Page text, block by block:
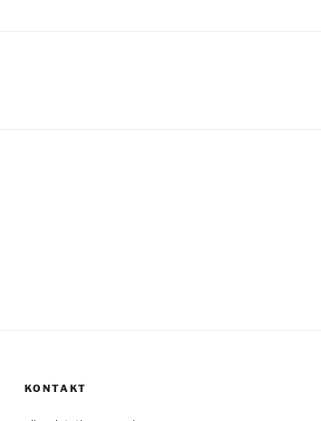
KONTAKT